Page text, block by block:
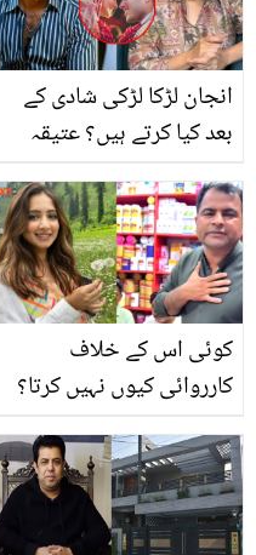
انجان لڑکا لڑکی شادی کے
بعد کیا کرتے ہیں؟ عتیقہ
شادی پر عجیب و غریب
بیان دینے کی انوکھی وجہ
بتا دی
کوئی اس کے خلاف
کارروائی کیوں نہیں کرتا؟
عزیز کو 5 ویں شادی کی
پیشکش کردی! صارفین
غصے سے بپھر گئے